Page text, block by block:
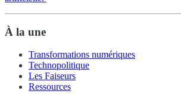
À la une
Transformations numériques
Technopolitique
Les Faiseurs
Ressources